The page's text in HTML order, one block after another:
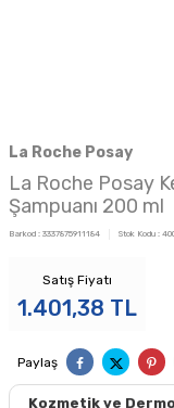
La Roche Posay
La Roche Posay
Şampuanı 200 ml
Barkod : 3337875911184 Stok Kodu :
Satış Fiyatı
1.401,38 TL
Paylaş
Kozmetik ve